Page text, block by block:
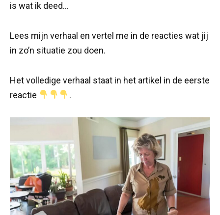
is wat ik deed…
Lees mijn verhaal en vertel me in de reacties wat jij
in zo’n situatie zou doen.
Het volledige verhaal staat in het artikel in de eerste
reactie
.